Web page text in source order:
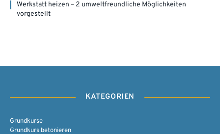
Werkstatt heizen – 2 umweltfreundliche Möglichkeiten
vorgestellt
KATEGORIEN
Grundkurse
Grundkurs betonieren